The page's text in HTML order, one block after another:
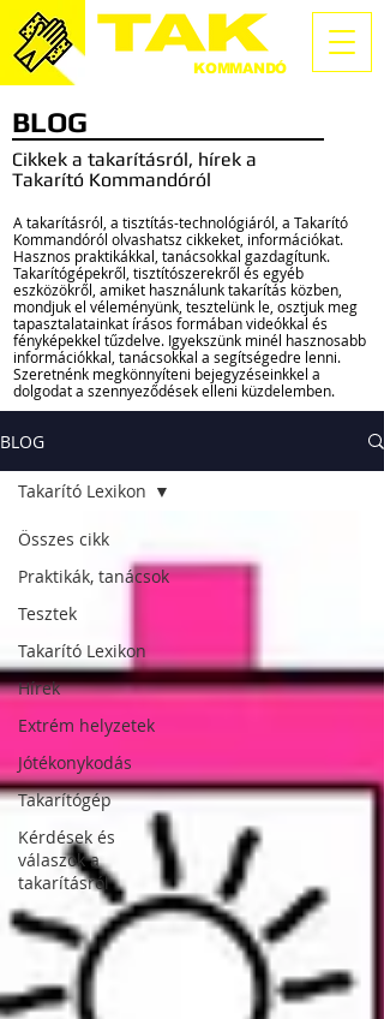
KOMMANDÓ
BLOG
Cikkek a takarításról, hírek a
Takarító Kommandóról
A takarításról, a tisztítás-technológiáról, a Takarító
Kommandóról olvashatsz cikkeket, információkat.
Hasznos praktikákkal, tanácsokkal gazdagítunk.
Takarítógépekről, tisztítószerekről és egyéb
eszközökről, amiket használunk takarítás közben,
mondjuk el véleményünk, tesztelünk le, osztjuk meg
tapasztalatainkat írásos formában videókkal és
fényképekkel tűzdelve. Igyekszünk minél hasznosabb
információkkal, tanácsokkal a segítségedre lenni.
Szeretnénk megkönnyíteni bejegyzéseinkkel a
dolgodat a szennyeződések elleni küzdelemben.
BLOG
Összes cikk
Praktikák, tanácsok
Tesztek
Takarító Lexikon
Hírek
Extrém helyzetek
Jótékonykodás
Takarítógép
Kérdések és
válaszok a
takarításról
Takarító Lexikon